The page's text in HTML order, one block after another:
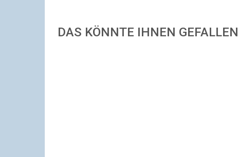
DAS KÖNNTE IHNEN GEFALLEN